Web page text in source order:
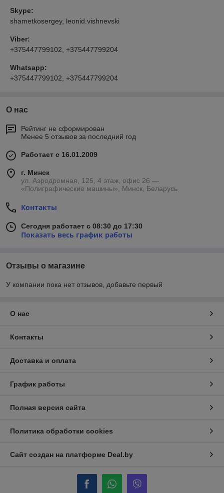
Skype:
shametkosergey, leonid.vishnevski
Viber:
+375447799102, +375447799204
Whatsapp:
+375447799102, +375447799204
О нас
Рейтинг не сформирован
Менее 5 отзывов за последний год
Работает с 16.01.2009
г. Минск
ул. Аэродромная, 125, 4 этаж, офис 26 —
«Полиграфические машины», Минск, Беларусь
Контакты
Сегодня работает с 08:30 до 17:30
Показать весь график работы
Отзывы о магазине
У компании пока нет отзывов, добавьте первый
О нас
Контакты
Доставка и оплата
График работы
Полная версия сайта
Политика обработки cookies
Сайт создан на платформе Deal.by